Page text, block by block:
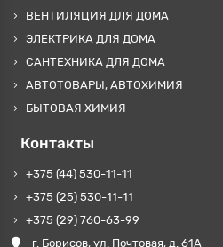
ВЕНТИЛЯЦИЯ ДЛЯ ДОМА
ЭЛЕКТРИКА ДЛЯ ДОМА
САНТЕХНИКА ДЛЯ ДОМА
АВТОТОВАРЫ, АВТОХИМИЯ
БЫТОВАЯ ХИМИЯ
Контакты
+375 (44) 530-11-11
+375 (25) 530-11-11
+375 (29) 760-63-99
г. Борисов, ул. Почтовая, д. 61А